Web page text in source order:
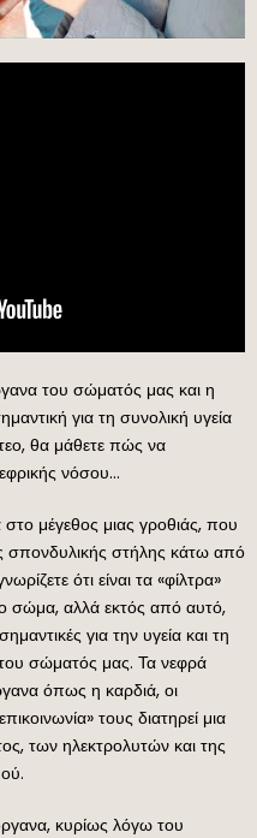
του σώματός μας και η
για τη συνολική υγεία
θα μάθετε πώς να
νόσου…
μέγεθος μιας γροθιάς, που
σπονδυλικής στήλης κάτω από
ότι είναι τα «φίλτρα»
σώμα, αλλά εκτός από αυτό,
για την υγεία και τη
σώματός μας. Τα νεφρά
όπως η καρδιά, οι
τους διατηρεί μια
των ηλεκτρολυτών και της
κυρίως λόγω του